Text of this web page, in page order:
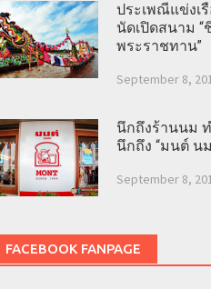
ประเพณีแข่งเ
นัดเปิดสนาม “
พระราชทาน”
September 8,
นึกถึงร้านนม
นึกถึง “มนต์ น
September 8,
FACEBOOK FANPAGE